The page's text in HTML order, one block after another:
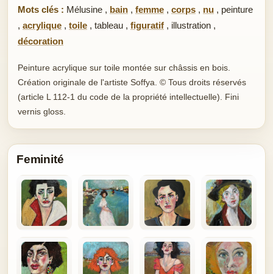
Mots clés : Mélusine , bain , femme , corps , nu , peinture
, acrylique , toile , tableau , figuratif , illustration ,
décoration
Peinture acrylique sur toile montée sur châssis en bois.
Création originale de l'artiste Soffya. © Tous droits réservés
(article L 112-1 du code de la propriété intellectuelle). Fini
vernis gloss.
Feminité